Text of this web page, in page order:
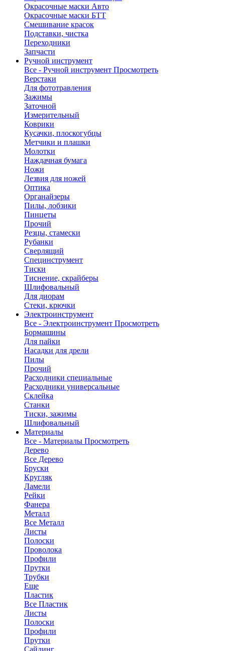
Окрасочные маски Авто
Окрасочные маски БТТ
Смешивание красок
Подставки, чистка
Переходники
Запчасти
Ручной инструмент
Все - Ручной инструмент Просмотреть
Верстаки
Для фототравления
Зажимы
Заточной
Измерительный
Коврики
Кусачки, плоскогубцы
Метчики и плашки
Молотки
Наждачная бумага
Ножи
Лезвия для ножей
Оптика
Органайзеры
Пилы, лобзики
Пинцеты
Прочий
Резцы, стамески
Рубанки
Сверлящий
Специнструмент
Тиски
Тиснение, скрайберы
Шлифовальный
Для диорам
Стеки, крючки
Электроинструмент
Все - Электроинструмент Просмотреть
Бормашины
Для пайки
Насадки для дрели
Пилы
Прочий
Расходники специальные
Расходники универсальные
Склейка
Станки
Тиски, зажимы
Шлифовальный
Материалы
Все - Материалы Просмотреть
Дерево
Все Дерево
Бруски
Кругляк
Ламели
Рейки
Фанера
Металл
Все Металл
Листы
Полоски
Проволока
Профили
Прутки
Трубки
Еще
Пластик
Все Пластик
Листы
Полоски
Профили
Прутки
Сайдинг